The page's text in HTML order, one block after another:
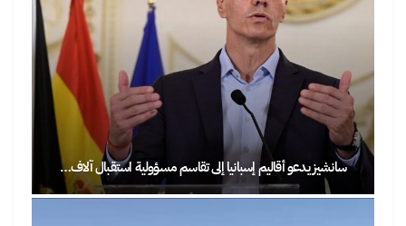
سانشيز يدعو أقاليم إسبانيا إلى تقاسم مسؤولية استقبال آلاف…